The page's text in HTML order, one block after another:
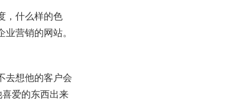
，什么样的色
营销的网站。
去想他的客户会
爱的东西出来